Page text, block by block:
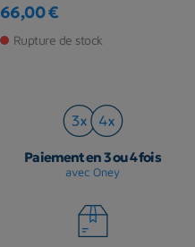
Prix
66,00 €
Rupture de stock
Paiement en 3 ou 4 fois
avec Oney